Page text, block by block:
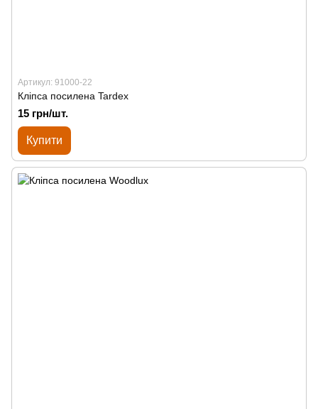
Артикул: 91000-22
Кліпса посилена Tardex
15 грн/шт.
Купити